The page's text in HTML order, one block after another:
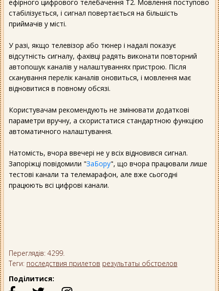
ефірного цифрового телебачення Т2. Мовлення поступово
стабілізується, і сигнал повертається на більшість
приймачів у місті.
У разі, якщо телевізор або тюнер і надалі показує
відсутність сигналу, фахівці радять виконати повторний
автопошук каналів у налаштуваннях пристрою. Після
сканування перелік каналів оновиться, і мовлення має
відновитися в повному обсязі.
Користувачам рекомендують не змінювати додаткові
параметри вручну, а скористатися стандартною функцією
автоматичного налаштування.
Натомість, вчора ввечері не у всіх відновився сигнал.
Запоріжці повідомили "ЗаБору", що вчора працювали лише
тестові канали та телемарафон, але вже сьогодні
працюють всі цифрові канали.
Переглядів: 4299.
Теги: последствия прилетов результаты обстрелов
Поділитися: